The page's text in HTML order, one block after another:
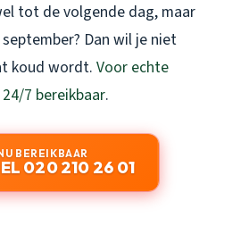
tot de volgende dag, maar
Dan wil je niet
koud wordt. Voor echte
7 bereikbaar.
BEREIKBAAR
020 210 26 01